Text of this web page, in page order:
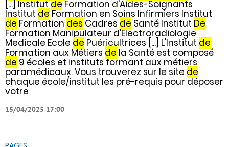
[...] InstitutdeFormation d'Aides-Soignants
Institut deFormation en Soins Infirmiers Institut
de Formation des Cadres de Santé Institut De
Formation Manipulateur d'Electroradiologie
Medicale Ecole de Puéricultrices [...] L'Institut de
Formation aux Métiers de la Santé est composé
de 9 écoles et instituts formant aux métiers
paramédicaux. Vous trouverez sur le site de
chaque école/institut les pré-requis pour déposer
votre
15/04/2025 17:00